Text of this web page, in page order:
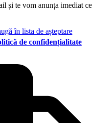
și te vom anunța imediat ce
în lista de așteptare
de confidențialitate